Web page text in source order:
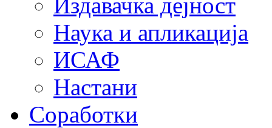
Наука и апликација
ИСАФ
Настани
Соработки